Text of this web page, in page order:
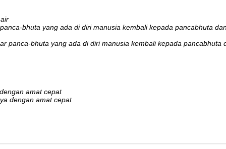
bhuta yang ada di diri manusia kembali kepada pancabhuta
panca-bhuta yang ada di diri manusia kembali kepada pancabhuta
amat cepat
dengan amat cepat